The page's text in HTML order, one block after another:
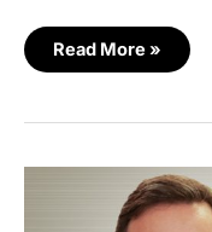
Read More »
Positivo
experiência